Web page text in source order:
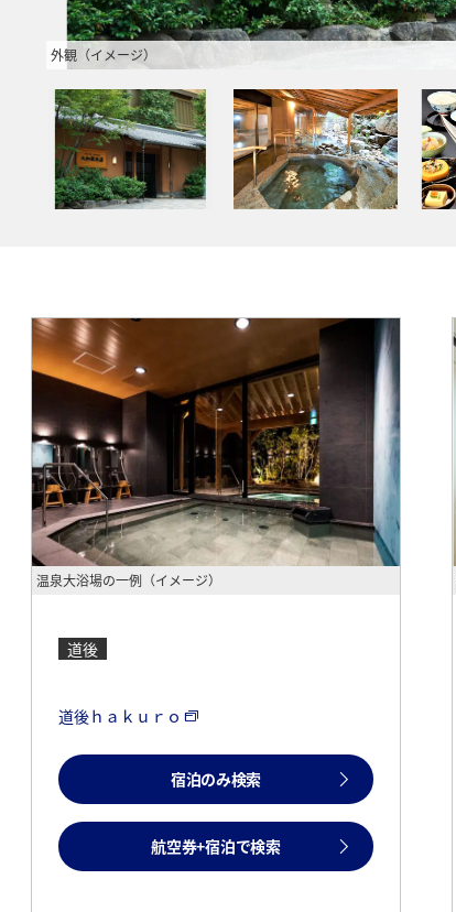
外観（イメージ）
温泉大浴場の一例（イメージ）
道後
道後ｈａｋｕｒｏ
宿泊のみ検索
航空券+宿泊で検索